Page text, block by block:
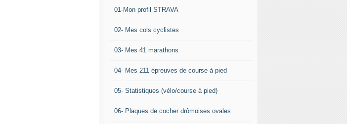
01-Mon profil STRAVA
02- Mes cols cyclistes
03- Mes 41 marathons
04- Mes 211 épreuves de course à pied
05- Statistiques (vélo/course à pied)
06- Plaques de cocher drômoises ovales